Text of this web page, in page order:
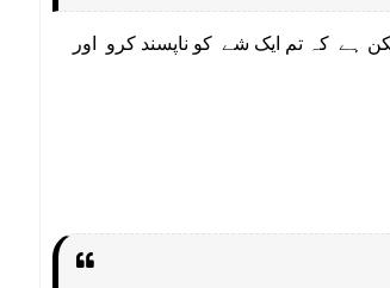
ہے کہ تم ایک شے کو ناپسند کرو اور